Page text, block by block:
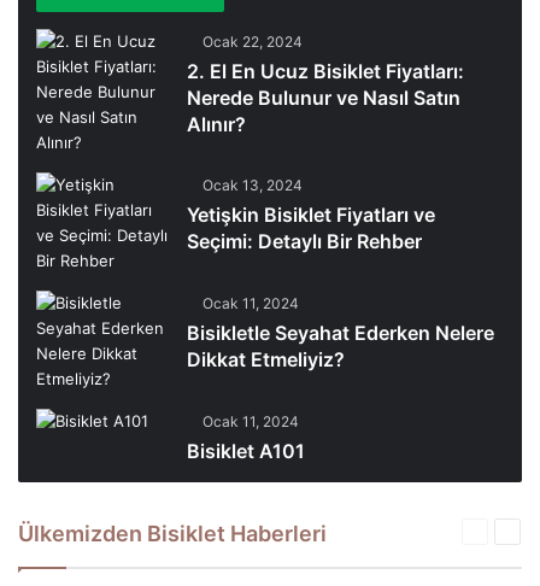
Ocak 22, 2024
2. El En Ucuz Bisiklet Fiyatları:
Nerede Bulunur ve Nasıl Satın
Alınır?
Ocak 13, 2024
Yetişkin Bisiklet Fiyatları ve
Seçimi: Detaylı Bir Rehber
Ocak 11, 2024
Bisikletle Seyahat Ederken Nelere
Dikkat Etmeliyiz?
Ocak 11, 2024
Bisiklet A101
Ülkemizden Bisiklet Haberleri